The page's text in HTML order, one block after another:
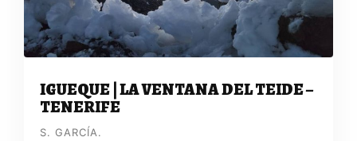
IGUEQUE | LA VENTANA DEL TEIDE –
TENERIFE
S. GARCÍA.